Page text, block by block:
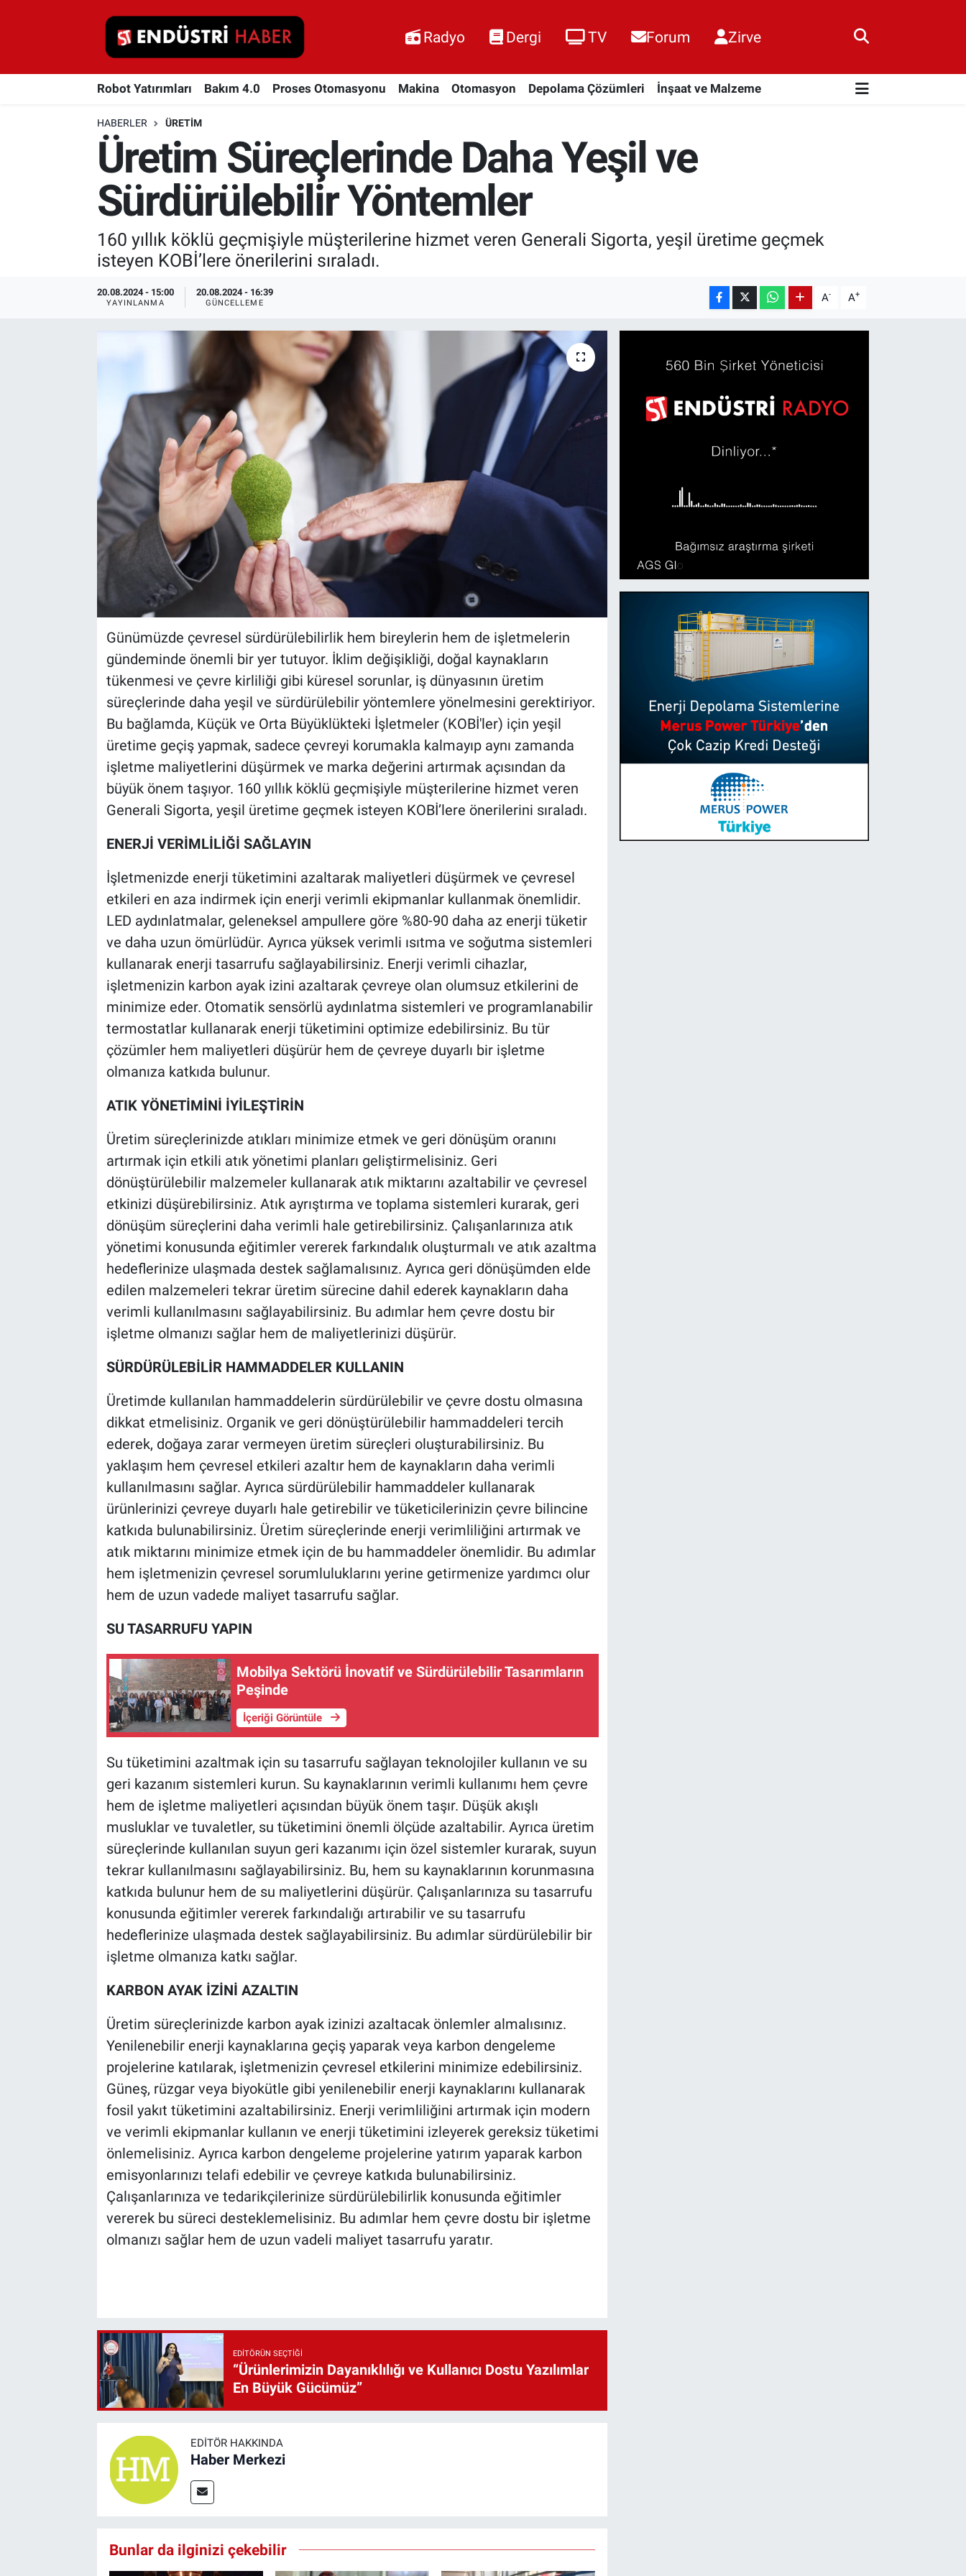
Radyo Dergi TV Forum Zirve
Robot Yatırımları Bakım 4.0 Proses Otomasyonu Makina Otomasyon Depolama Çözümleri İnşaat ve Malzeme
HABERLER ÜRETIM
Üretim Süreçlerinde Daha Yeşil ve
Sürdürülebilir Yöntemler
160 yıllık köklü geçmişiyle müşterilerine hizmet veren Generali Sigorta, yeşil üretime geçmek
isteyen KOBİ’lere önerilerini sıraladı.
20.08.2024 - 15:00
YAYINLANMA
20.08.2024 - 16:39
GÜNCELLEME A- A+
Günümüzde çevresel sürdürülebilirlik hem bireylerin hem de işletmelerin
gündeminde önemli bir yer tutuyor. İklim değişikliği, doğal kaynakların
tükenmesi ve çevre kirliliği gibi küresel sorunlar, iş dünyasının üretim
süreçlerinde daha yeşil ve sürdürülebilir yöntemlere yönelmesini gerektiriyor.
Bu bağlamda, Küçük ve Orta Büyüklükteki İşletmeler (KOBİ'ler) için yeşil
üretime geçiş yapmak, sadece çevreyi korumakla kalmayıp aynı zamanda
işletme maliyetlerini düşürmek ve marka değerini artırmak açısından da
büyük önem taşıyor. 160 yıllık köklü geçmişiyle müşterilerine hizmet veren
Generali Sigorta, yeşil üretime geçmek isteyen KOBİ’lere önerilerini sıraladı.
ENERJİ VERİMLİLİĞİ SAĞLAYIN
İşletmenizde enerji tüketimini azaltarak maliyetleri düşürmek ve çevresel
etkileri en aza indirmek için enerji verimli ekipmanlar kullanmak önemlidir.
LED aydınlatmalar, geleneksel ampullere göre %80-90 daha az enerji tüketir
ve daha uzun ömürlüdür. Ayrıca yüksek verimli ısıtma ve soğutma sistemleri
kullanarak enerji tasarrufu sağlayabilirsiniz. Enerji verimli cihazlar,
işletmenizin karbon ayak izini azaltarak çevreye olan olumsuz etkilerini de
minimize eder. Otomatik sensörlü aydınlatma sistemleri ve programlanabilir
termostatlar kullanarak enerji tüketimini optimize edebilirsiniz. Bu tür
çözümler hem maliyetleri düşürür hem de çevreye duyarlı bir işletme
olmanıza katkıda bulunur.
ATIK YÖNETİMİNİ İYİLEŞTİRİN
Üretim süreçlerinizde atıkları minimize etmek ve geri dönüşüm oranını
artırmak için etkili atık yönetimi planları geliştirmelisiniz. Geri
dönüştürülebilir malzemeler kullanarak atık miktarını azaltabilir ve çevresel
etkinizi düşürebilirsiniz. Atık ayrıştırma ve toplama sistemleri kurarak, geri
dönüşüm süreçlerini daha verimli hale getirebilirsiniz. Çalışanlarınıza atık
yönetimi konusunda eğitimler vererek farkındalık oluşturmalı ve atık azaltma
hedeflerinize ulaşmada destek sağlamalısınız. Ayrıca geri dönüşümden elde
edilen malzemeleri tekrar üretim sürecine dahil ederek kaynakların daha
verimli kullanılmasını sağlayabilirsiniz. Bu adımlar hem çevre dostu bir
işletme olmanızı sağlar hem de maliyetlerinizi düşürür.
SÜRDÜRÜLEBİLİR HAMMADDELER KULLANIN
Üretimde kullanılan hammaddelerin sürdürülebilir ve çevre dostu olmasına
dikkat etmelisiniz. Organik ve geri dönüştürülebilir hammaddeleri tercih
ederek, doğaya zarar vermeyen üretim süreçleri oluşturabilirsiniz. Bu
yaklaşım hem çevresel etkileri azaltır hem de kaynakların daha verimli
kullanılmasını sağlar. Ayrıca sürdürülebilir hammaddeler kullanarak
ürünlerinizi çevreye duyarlı hale getirebilir ve tüketicilerinizin çevre bilincine
katkıda bulunabilirsiniz. Üretim süreçlerinde enerji verimliliğini artırmak ve
atık miktarını minimize etmek için de bu hammaddeler önemlidir. Bu adımlar
hem işletmenizin çevresel sorumluluklarını yerine getirmenize yardımcı olur
hem de uzun vadede maliyet tasarrufu sağlar.
SU TASARRUFU YAPIN
Mobilya Sektörü İnovatif ve Sürdürülebilir Tasarımların
Peşinde
İçeriği Görüntüle
Su tüketimini azaltmak için su tasarrufu sağlayan teknolojiler kullanın ve su
geri kazanım sistemleri kurun. Su kaynaklarının verimli kullanımı hem çevre
hem de işletme maliyetleri açısından büyük önem taşır. Düşük akışlı
musluklar ve tuvaletler, su tüketimini önemli ölçüde azaltabilir. Ayrıca üretim
süreçlerinde kullanılan suyun geri kazanımı için özel sistemler kurarak, suyun
tekrar kullanılmasını sağlayabilirsiniz. Bu, hem su kaynaklarının korunmasına
katkıda bulunur hem de su maliyetlerini düşürür. Çalışanlarınıza su tasarrufu
konusunda eğitimler vererek farkındalığı artırabilir ve su tasarrufu
hedeflerinize ulaşmada destek sağlayabilirsiniz. Bu adımlar sürdürülebilir bir
işletme olmanıza katkı sağlar.
KARBON AYAK İZİNİ AZALTIN
Üretim süreçlerinizde karbon ayak izinizi azaltacak önlemler almalısınız.
Yenilenebilir enerji kaynaklarına geçiş yaparak veya karbon dengeleme
projelerine katılarak, işletmenizin çevresel etkilerini minimize edebilirsiniz.
Güneş, rüzgar veya biyokütle gibi yenilenebilir enerji kaynaklarını kullanarak
fosil yakıt tüketimini azaltabilirsiniz. Enerji verimliliğini artırmak için modern
ve verimli ekipmanlar kullanın ve enerji tüketimini izleyerek gereksiz tüketimi
önlemelisiniz. Ayrıca karbon dengeleme projelerine yatırım yaparak karbon
emisyonlarınızı telafi edebilir ve çevreye katkıda bulunabilirsiniz.
Çalışanlarınıza ve tedarikçilerinize sürdürülebilirlik konusunda eğitimler
vererek bu süreci desteklemelisiniz. Bu adımlar hem çevre dostu bir işletme
olmanızı sağlar hem de uzun vadeli maliyet tasarrufu yaratır.
EDITÖRÜN SEÇTIĞI
“Ürünlerimizin Dayanıklılığı ve Kullanıcı Dostu Yazılımlar
En Büyük Gücümüz”
EDITÖR HAKKINDA
Haber Merkezi
Bunlar da ilginizi çekebilir
Robot Yatırımları
Proses Otomasyonu
Otomasyon
Depolama Çözümleri
İnşaat ve Malzeme
Enerjisini Üreten Fabrikalar
Endüstri 4.0 Uygulamaları
Ağır Sanayi Çözümleri